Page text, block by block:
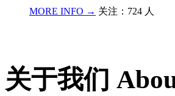
MORE INFO → 关注：724 人
关于我们